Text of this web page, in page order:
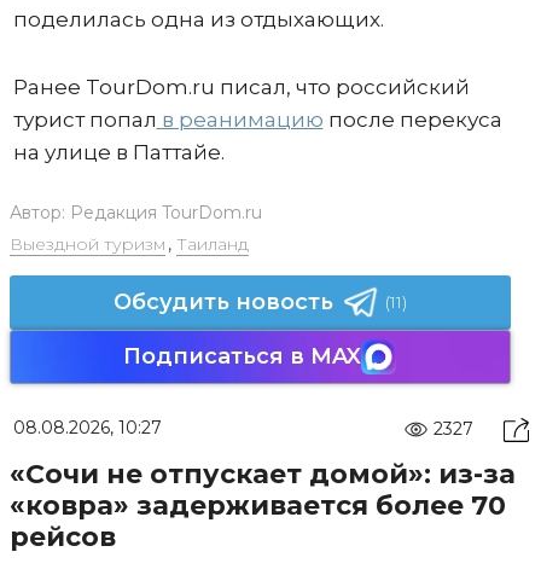
поделилась одна из отдыхающих.
Ранее TourDom.ru писал, что российский
турист попал в реанимацию после перекуса
на улице в Паттайе.
Автор: Редакция TourDom.ru
Выездной туризм , Таиланд
Обсудить новость (11)
Подписаться в MAX
08.08.2026, 10:27 2327
«Сочи не отпускает домой»: из-за
«ковра» задерживается более 70
рейсов